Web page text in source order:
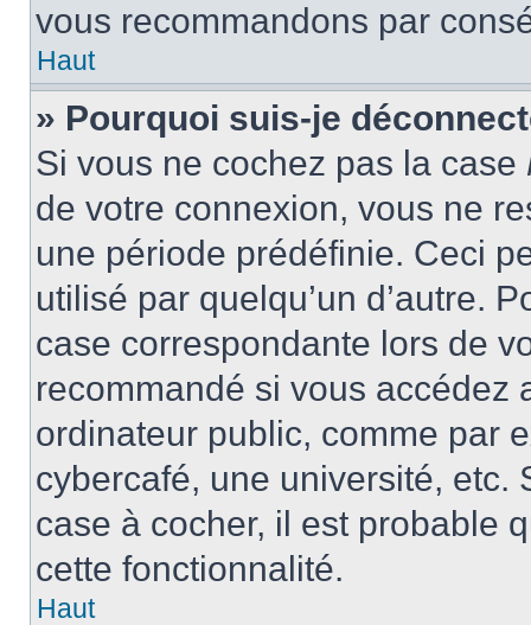
vous recommandons par
Haut
» Pourquoi suis-je
Si vous ne cochez pas la case
de votre connexion, vous ne
une période prédéfinie. Ceci
utilisé par quelqu’un d’autre.
case correspondante lors de
recommandé si vous accédez
ordinateur public, comme par
cybercafé, une université, etc.
case à cocher, il est probable
cette fonctionnalité.
Haut